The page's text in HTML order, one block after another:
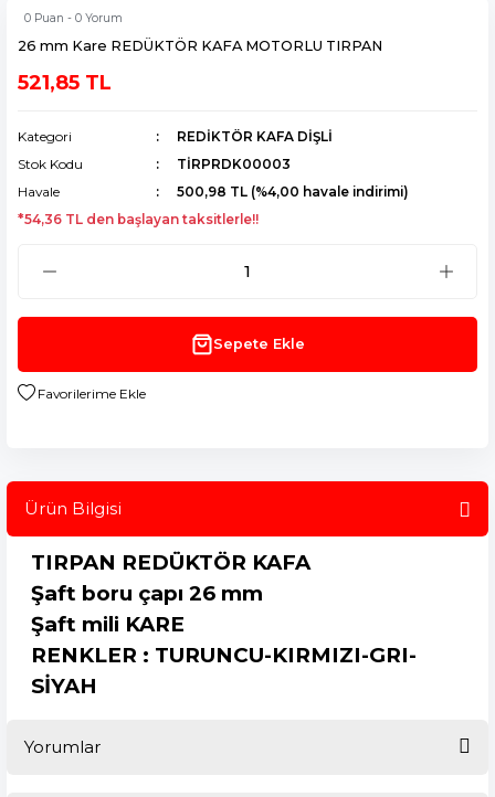
0 Puan - 0 Yorum
26 mm Kare REDÜKTÖR KAFA MOTORLU TIRPAN
521,85 TL
Kategori
REDİKTÖR KAFA DİŞLİ
Stok Kodu
TİRPRDK00003
Havale
500,98 TL (%4,00 havale indirimi)
*54,36 TL den başlayan taksitlerle!!
Sepete Ekle
Ürün Bilgisi
TIRPAN REDÜKTÖR KAFA
Şaft boru çapı 26 mm
Şaft mili KARE
RENKLER : TURUNCU-KIRMIZI-GRI-
SİYAH
Yorumlar